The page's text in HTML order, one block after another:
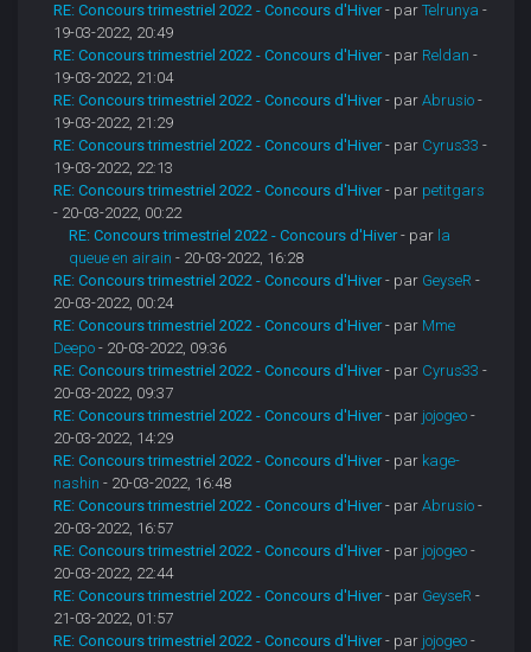
RE: Concours trimestriel 2022 - Concours d'Hiver - parTelrunya -
19-03-2022, 20:49
RE: Concours trimestriel 2022 - Concours d'Hiver - par Reldan -
19-03-2022, 21:04
RE: Concours trimestriel 2022 - Concours d'Hiver - parAbrusio -
19-03-2022, 21:29
RE: Concours trimestriel 2022 - Concours d'Hiver - par Cyrus33 -
19-03-2022, 22:13
RE: Concours trimestriel 2022 - Concours d'Hiver - par petitgars
- 20-03-2022, 00:22
RE: Concours trimestriel 2022 - Concours d'Hiver - par la
queue en airain - 20-03-2022, 16:28
RE: Concours trimestriel 2022 - Concours d'Hiver - par GeyseR -
20-03-2022, 00:24
RE: Concours trimestriel 2022 - Concours d'Hiver - par Mme
Deepo - 20-03-2022, 09:36
RE: Concours trimestriel 2022 - Concours d'Hiver - par Cyrus33 -
20-03-2022, 09:37
RE: Concours trimestriel 2022 - Concours d'Hiver - par jojogeo -
20-03-2022, 14:29
RE: Concours trimestriel 2022 - Concours d'Hiver - par kage-
nashin - 20-03-2022, 16:48
RE: Concours trimestriel 2022 - Concours d'Hiver - parAbrusio -
20-03-2022, 16:57
RE: Concours trimestriel 2022 - Concours d'Hiver - par jojogeo -
20-03-2022, 22:44
RE: Concours trimestriel 2022 - Concours d'Hiver - par GeyseR -
21-03-2022, 01:57
RE: Concours trimestriel 2022 - Concours d'Hiver - par jojogeo -